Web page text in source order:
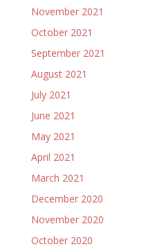
November 2021
October 2021
September 2021
August 2021
July 2021
June 2021
May 2021
April 2021
March 2021
December 2020
November 2020
October 2020